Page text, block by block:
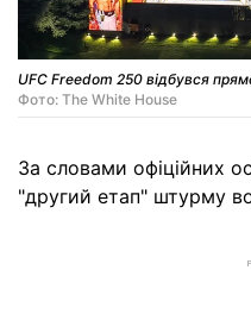
UFC Freedom 250 відбувся
Фото: The White House
За словами офіційних
"другий етап" штурму